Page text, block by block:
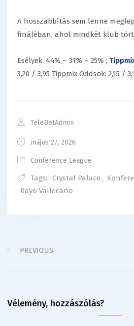
A hosszabbítás sem lenne
fináléban, ahol mindkét klub
Esélyek: 44% – 31% – 25% ;
3,20 / 3,95 Tippmix Oddsok: 2,15 /
TeleBetAdmin
május 27, 2026
Conference League
Tags: Crystal Palace ,
Rayo Vallecano
PREVIOUS
Vélemény, hozzászólás?